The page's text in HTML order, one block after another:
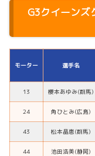
G3クイーンズ
モーター 選手名
13 櫻本あゆみ(群馬)
24 角ひとみ(広島)
43 松本晶恵(群馬)
44 池田浩美(静岡)